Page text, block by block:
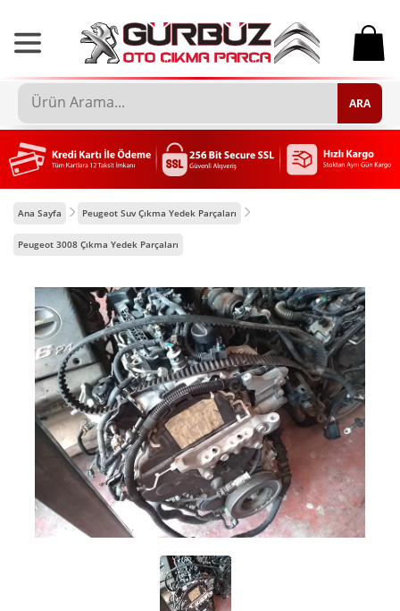
0
ARA
Ana Sayfa Peugeot Suv Çıkma Yedek Parçaları
Peugeot 3008 Çıkma Yedek Parçaları